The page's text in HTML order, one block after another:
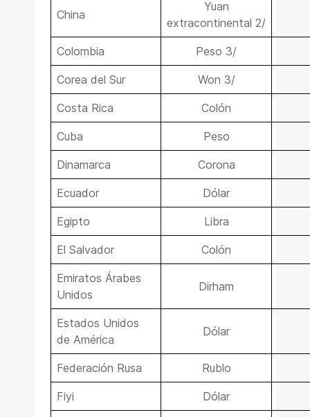
China
Yuan
extracontinental 2/
Colombia Peso 3/
Corea del Sur Won 3/
Costa Rica Colón
Cuba Peso
Dinamarca Corona
Ecuador Dólar
Egipto Libra
El Salvador Colón
Emiratos Árabes
Unidos
Dirham
Estados Unidos
de América
Dólar
Federación Rusa Rublo
Fiyi Dólar